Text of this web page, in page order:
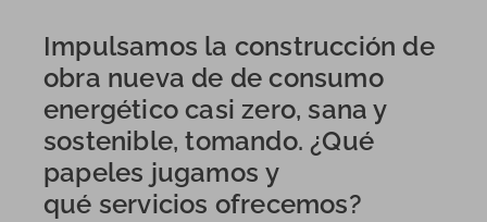
Impulsamos la construcción de
obra nueva de de consumo
energético casi zero, sana y
sostenible, tomando. ¿Qué
papeles jugamos y
qué servicios ofrecemos?